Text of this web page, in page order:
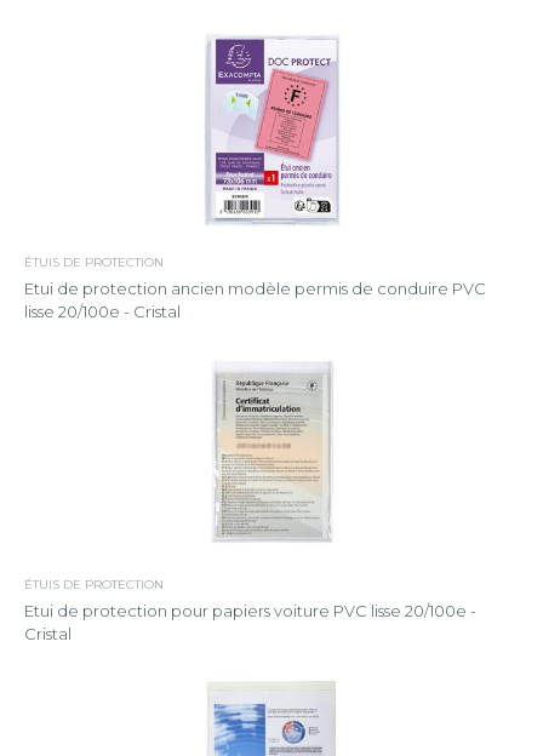
ÉTUIS DE PROTECTION
Etui de protection ancien modèle permis de conduire PVC
lisse 20/100e - Cristal
ÉTUIS DE PROTECTION
Etui de protection pour papiers voiture PVC lisse 20/100e -
Cristal